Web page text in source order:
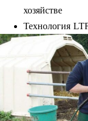
хозяйстве
Технология